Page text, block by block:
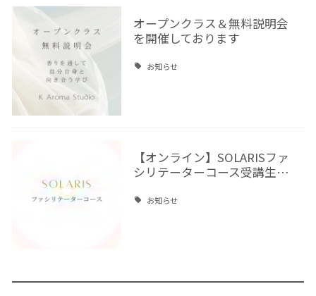
オープンクラス＆無料説明会
を開催しております
お知らせ
【オンライン】SOLARISファ
シリテーターコース受講生…
お知らせ